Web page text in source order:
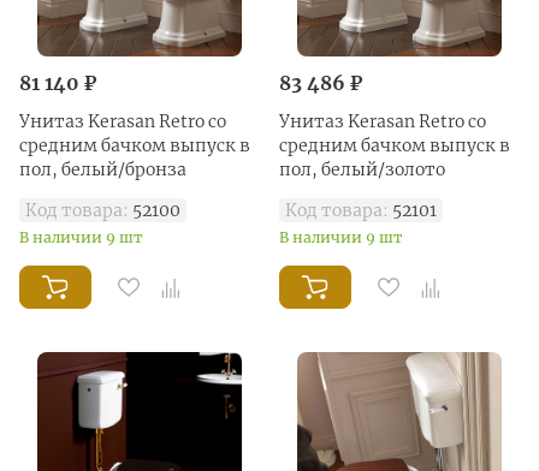
81 140 ₽
Унитаз Kerasan Retro со
средним бачком выпуск в
пол, белый/бронза
Код товара: 52100
В наличии 9 шт
83 486 ₽
Унитаз Kerasan Retro со
средним бачком выпуск в
пол, белый/золото
Код товара: 52101
В наличии 9 шт